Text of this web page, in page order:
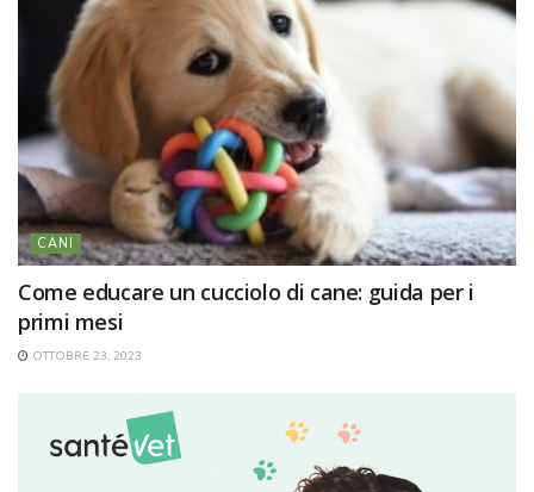
CANI
Come educare un cucciolo di cane: guida per i
primi mesi
OTTOBRE 23, 2023